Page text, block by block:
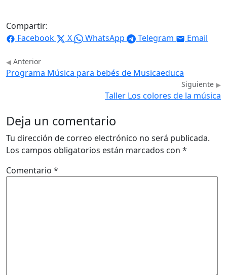
Compartir:
Facebook
X WhatsApp Telegram Email
Anterior
Programa Música para bebés de Musicaeduca
Siguiente
Taller Los colores de la música
Deja un comentario
Tu dirección de correo electrónico no será publicada.
Los campos obligatorios están marcados con *
Comentario *